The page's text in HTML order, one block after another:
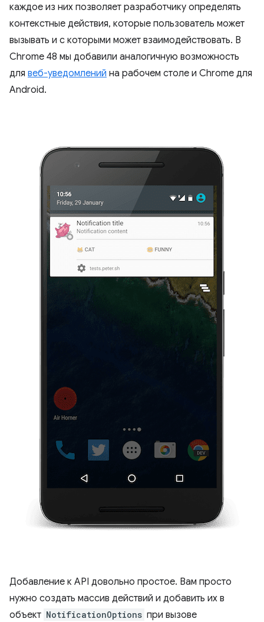
каждое из них позволяет разработчику определять
контекстные действия, которые пользователь может
вызывать и с которыми может взаимодействовать. В
Chrome 48 мы добавили аналогичную возможность
для веб-уведомлений на рабочем столе и Chrome для
Android.
Добавление к API довольно простое. Вам просто
нужно создать массив действий и добавить их в
объект NotificationOptions при вызове